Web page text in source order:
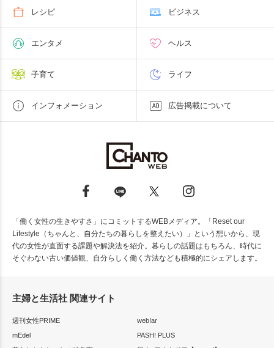
レシピ ビジネス
エンタメ ヘルス
子育て ライフ
インフォメーション 広告掲載について
「働く女性の生きやすさ」にコミットするWEBメディア。「Reset our
Lifestyle（ちゃんと、自分たちの暮らしを整えたい）」という想いから、現
代の女性が直面する課題や解決法を紹介。暮らしの話題はもちろん、時代に
そぐわない古い価値観、自分らしく働く方法なども積極的にシェアします。
主婦と生活社 関連サイト
週刊女性PRIME
web!ar
mEdel
PASH! PLUS